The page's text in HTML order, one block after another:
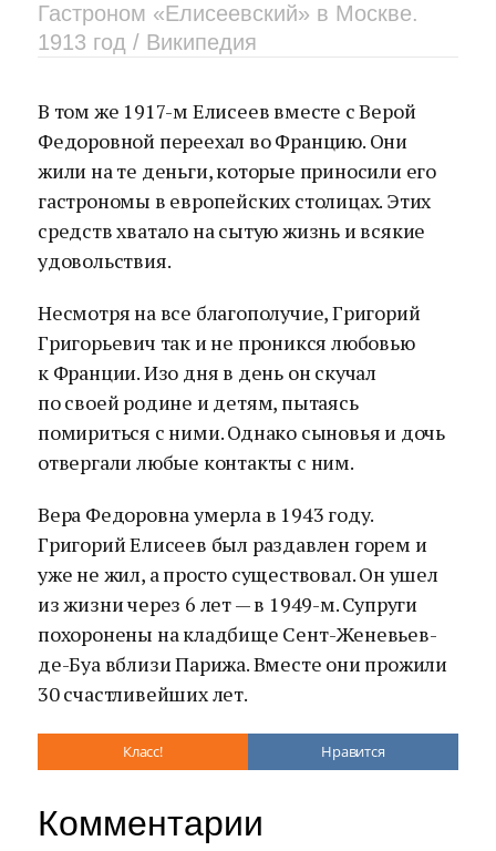
Гастроном «Елисеевский» в Москве.
1913 год / Википедия
В том же 1917-м Елисеев вместе с Верой
Федоровной переехал во Францию. Они
жили на те деньги, которые приносили его
гастрономы в европейских столицах. Этих
средств хватало на сытую жизнь и всякие
удовольствия.
Несмотря на все благополучие, Григорий
Григорьевич так и не проникся любовью
к Франции. Изо дня в день он скучал
по своей родине и детям, пытаясь
помириться с ними. Однако сыновья и дочь
отвергали любые контакты с ним.
Вера Федоровна умерла в 1943 году.
Григорий Елисеев был раздавлен горем и
уже не жил, а просто существовал. Он ушел
из жизни через 6 лет — в 1949-м. Супруги
похоронены на кладбище Сент-Женевьев-
де-Буа вблизи Парижа. Вместе они прожили
30 счастливейших лет.
Класс! Нравится
Комментарии